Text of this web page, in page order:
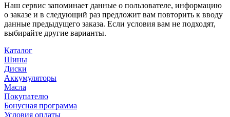
Наш сервис запоминает данные о пользователе, информацию
о заказе и в следующий раз предложит вам повторить к вводу
данные предыдущего заказа. Если условия вам не подходят,
выбирайте другие варианты.
Каталог
Шины
Диски
Аккумуляторы
Масла
Покупателю
Бонусная программа
Условия оплаты